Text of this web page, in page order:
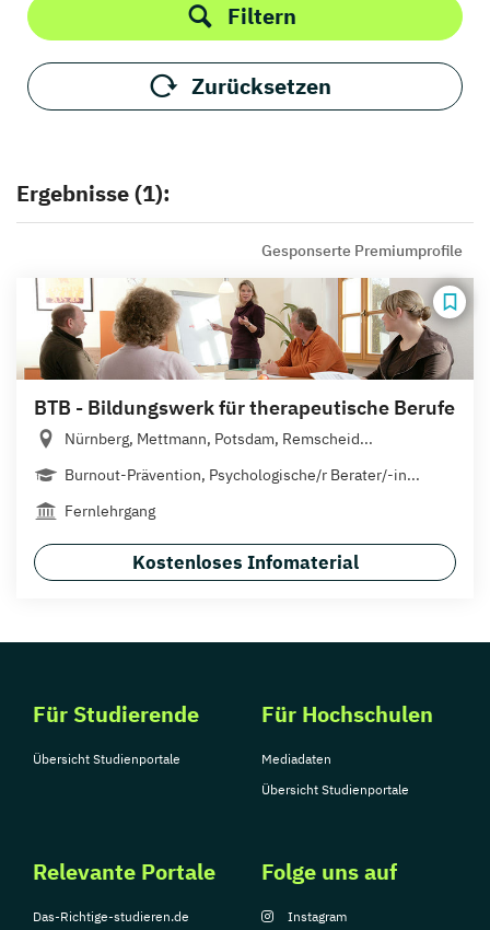
Filtern
Zurücksetzen
Ergebnisse (1):
Gesponserte Premiumprofile
BTB - Bildungswerk für therapeutische Berufe
Nürnberg, Mettmann, Potsdam, Remscheid...
Burnout-Prävention, Psychologische/r Berater/-in...
Fernlehrgang
Kostenloses Infomaterial
Für Studierende
Übersicht Studienportale
Für Hochschulen
Mediadaten
Übersicht Studienportale
Relevante Portale
Das-Richtige-studieren.de
Folge uns auf
Instagram